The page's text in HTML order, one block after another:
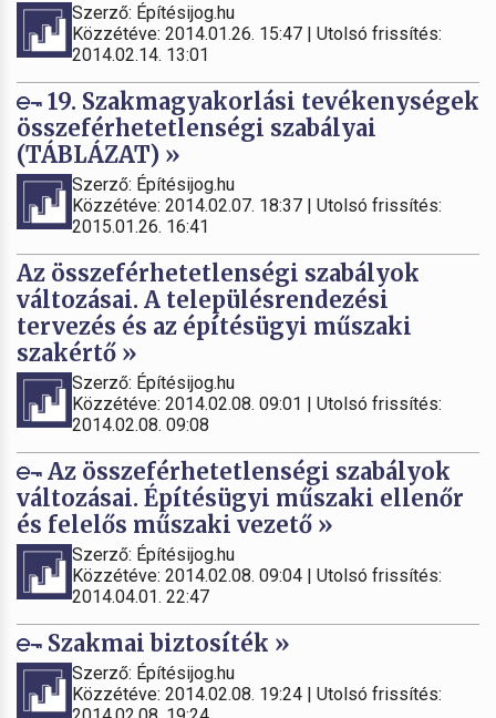
Szerző: Építésijog.hu
Közzétéve: 2014.01.26. 15:47 | Utolsó frissítés:
2014.02.14. 13:01
19. Szakmagyakorlási tevékenységek
összeférhetetlenségi szabályai
(TÁBLÁZAT) »
Szerző: Építésijog.hu
Közzétéve: 2014.02.07. 18:37 | Utolsó frissítés:
2015.01.26. 16:41
Az összeférhetetlenségi szabályok
változásai. A településrendezési
tervezés és az építésügyi műszaki
szakértő »
Szerző: Építésijog.hu
Közzétéve: 2014.02.08. 09:01 | Utolsó frissítés:
2014.02.08. 09:08
Az összeférhetetlenségi szabályok
változásai. Építésügyi műszaki ellenőr
és felelős műszaki vezető »
Szerző: Építésijog.hu
Közzétéve: 2014.02.08. 09:04 | Utolsó frissítés:
2014.04.01. 22:47
Szakmai biztosíték »
Szerző: Építésijog.hu
Közzétéve: 2014.02.08. 19:24 | Utolsó frissítés: